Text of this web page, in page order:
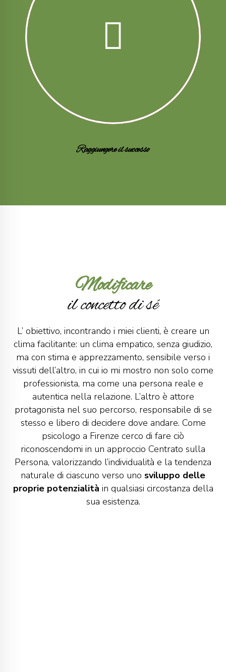
Raggiungere il successo
Modificare
il concetto di sé
L’ obiettivo, incontrando i miei clienti, è creare un
clima facilitante: un clima empatico, senza giudizio,
ma con stima e apprezzamento, sensibile verso i
vissuti dell’altro, in cui io mi mostro non solo come
professionista, ma come una persona reale e
autentica nella relazione. L’altro è attore
protagonista nel suo percorso, responsabile di se
stesso e libero di decidere dove andare. Come
psicologo a Firenze cerco di fare ciò
riconoscendomi in un approccio Centrato sulla
Persona, valorizzando l’individualità e la tendenza
naturale di ciascuno verso uno sviluppo delle
proprie potenzialità in qualsiasi circostanza della
sua esistenza.